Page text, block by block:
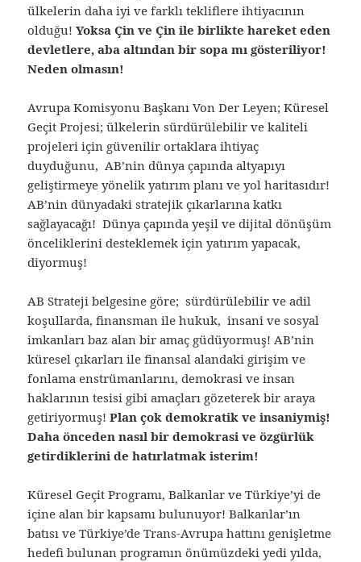
ülkelerin daha iyi ve farklı tekliflere ihtiyacının
olduğu!Yoksa Çin ve Çin ile birlikte hareket eden
devletlere, aba altından bir sopa mı gösteriliyor!
Neden olmasın!
Avrupa Komisyonu Başkanı Von Der Leyen; Küresel
Geçit Projesi; ülkelerin sürdürülebilir ve kaliteli
projeleri için güvenilir ortaklara ihtiyaç
duyduğunu, AB’nin dünya çapında altyapıyı
geliştirmeye yönelik yatırım planı ve yol haritasıdır!
AB’nin dünyadaki stratejik çıkarlarına katkı
sağlayacağı! Dünya çapında yeşil ve dijital dönüşüm
önceliklerini desteklemek için yatırım yapacak,
diyormuş!
AB Strateji belgesine göre; sürdürülebilir ve adil
koşullarda, finansman ile hukuk, insani ve sosyal
imkanları baz alan bir amaç güdüyormuş! AB’nin
küresel çıkarları ile finansal alandaki girişim ve
fonlama enstrümanlarını, demokrasi ve insan
haklarının tesisi gibi amaçları gözeterek bir araya
getiriyormuş!Plan çok demokratik ve insaniymiş!
Daha önceden nasıl bir demokrasi ve özgürlük
getirdiklerini de hatırlatmak isterim!
Küresel Geçit Programı, Balkanlar ve Türkiye’yi de
içine alan bir kapsamı bulunuyor! Balkanlar’ın
batısı ve Türkiye’de Trans-Avrupa hattını genişletme
hedefi bulunan programın önümüzdeki yedi yılda,